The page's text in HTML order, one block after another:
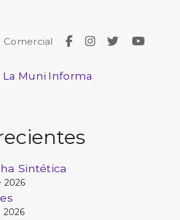
Comercial
La Muni Informa
Sintética
2026
2026